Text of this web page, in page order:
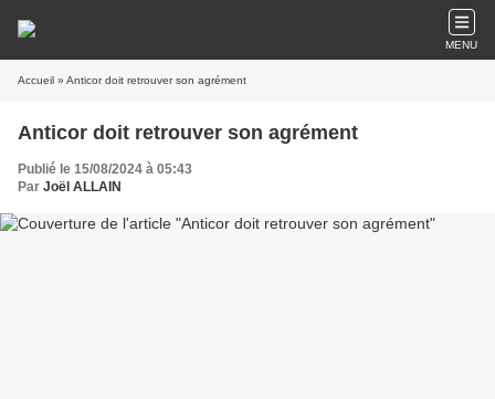
MENU
Accueil » Anticor doit retrouver son agrément
Anticor doit retrouver son agrément
Publié le 15/08/2024 à 05:43
Par Joël ALLAIN